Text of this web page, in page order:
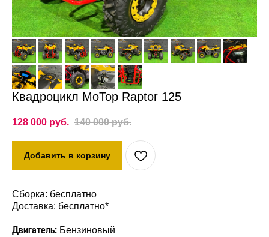
Квадроцикл MoTop Raptor 125
128 000 руб. 140 000 руб.
Добавить в корзину
Сборка: бесплатно
Доставка: бесплатно*
Двигатель: Бензиновый